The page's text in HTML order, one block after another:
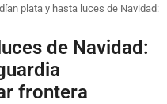
plata y hasta luces de Navidad:
de Navidad:
frontera